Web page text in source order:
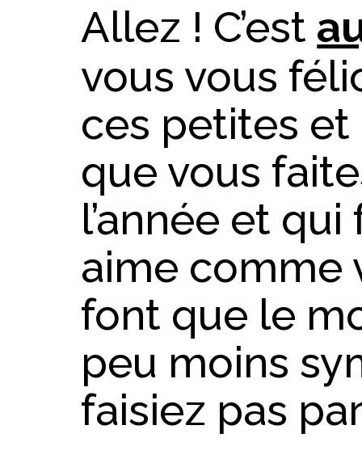
Allez ! C’est
vous vous
ces petites
que vous
l’année et qui
aime comme
font que le
peu moins
faisiez pas